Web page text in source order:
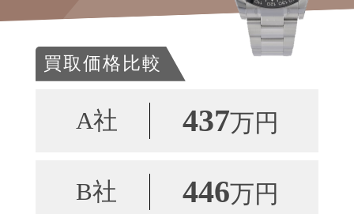
買取価格比較
A社 437万円
B社 446万円